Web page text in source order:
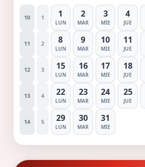
10 1 1
LUN
2
MAR
3
MIE
4
JUE
11 2 8
LUN
9
MAR
10
MIE
11
JUE
12 3 15
LUN
16
MAR
17
MIE
18
JUE
13 4 22
LUN
23
MAR
24
MIE
25
JUE
14 5 29
LUN
30
MAR
31
MIE